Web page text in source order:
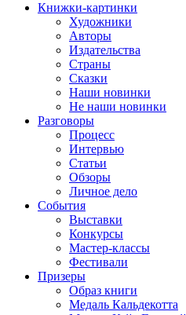
Книжки-картинки
Художники
Авторы
Издательства
Страны
Сказки
Наши новинки
Не наши новинки
Разговоры
Процесс
Интервью
Статьи
Обзоры
Личное дело
События
Выставки
Конкурсы
Мастер-классы
Фестивали
Призеры
Образ книги
Медаль Кальдекотта